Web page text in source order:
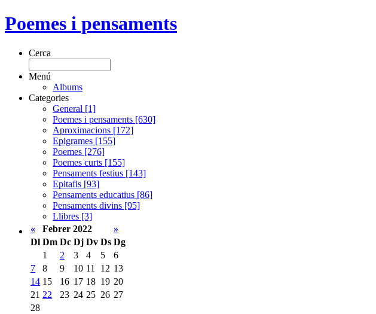
Poemes i pensaments
Cerca
Menú
Albums
Categories
General [1]
Poemes i pensaments [630]
Aproximacions [172]
Epigrames [155]
Poemes [276]
Poemes curts [155]
Pensaments festius [143]
Epitafis [93]
Pensaments educatius [86]
Pensaments divins [95]
Llibres [3]
«
Febrer 2022
»
Dl Dm Dc Dj Dv Ds Dg
1
2 3 4 5
6
7
8 9 10 11 12 13
14 15 16 17 18 19 20
21 22 23 24 25 26 27
28